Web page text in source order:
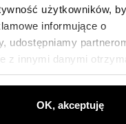
użytkowników, by
informujące o
udostępniamy
z innymi danymi
OK, akceptuję